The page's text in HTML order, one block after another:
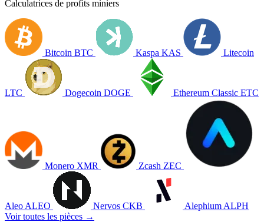
Calculatrices de profits miniers
Bitcoin BTC Kaspa KAS Litecoin
LTC Dogecoin DOGE Ethereum Classic ETC
Monero XMR Zcash ZEC
Aleo ALEO Nervos CKB Alephium ALPH
Voir toutes les pièces →